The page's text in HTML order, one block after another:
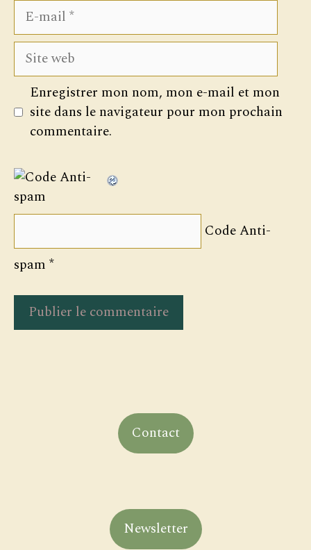
E-
mail
Site
web
Enregistrer mon nom, mon e-mail et mon
site dans le navigateur pour mon prochain
commentaire.
Code Anti-
spam *
Contact
Newsletter